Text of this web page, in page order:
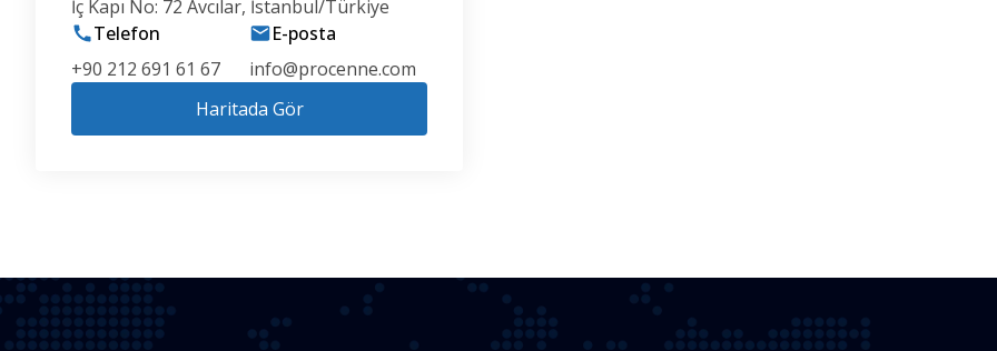
İç Kapı No: 72 Avcılar, İstanbul/Türkiye
Telefon
+90 212 691 61 67
E-posta
info@procenne.com
Haritada Gör